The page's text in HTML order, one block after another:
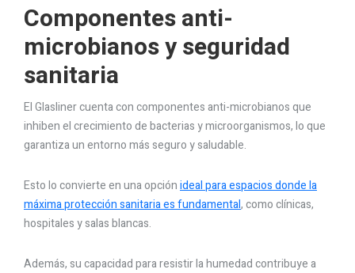
Componentes anti-
microbianos y seguridad
sanitaria
El Glasliner cuenta con componentes anti-microbianos que
inhiben el crecimiento de bacterias y microorganismos, lo que
garantiza un entorno más seguro y saludable.
Esto lo convierte en una opciónideal para espacios donde la
máxima protección sanitaria es fundamental, como clínicas,
hospitales y salas blancas.
Además, su capacidad para resistir la humedad contribuye a